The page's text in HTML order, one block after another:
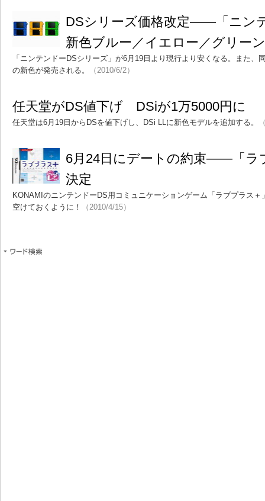
DSシリーズ価格改定――「ニン
新色ブルー／イエロー／グリー
「ニンテンドーDSシリーズ」が6月19日より現行より安くなる。また、
の新色が発売される。
（2010/6/2）
任天堂がDS値下げ DSiが1万5000円に
任天堂は6月19日からDSを値下げし、DSi LLに新色モデルを追加する。
6月24日にデートの約束――「ラ
決定
KONAMIのニンテンドーDS用コミュニケーションゲーム「ラブプラス
空けておくように！
（2010/4/15）